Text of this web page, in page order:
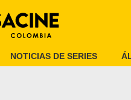
NOTICIAS DE SERIES